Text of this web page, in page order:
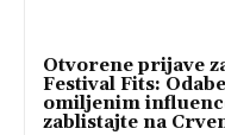
Otvorene prijave
Festival Fits:
omiljenim
zablistajte na